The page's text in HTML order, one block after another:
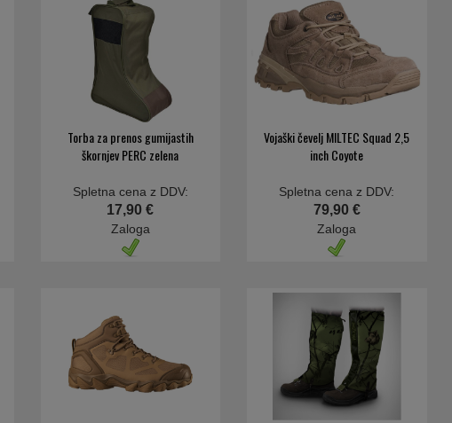
Torba za prenos gumijastih
škornjev PERC zelena
Spletna cena z DDV:
17,90 €
Zaloga
Vojaški čevelj MILTEC Squad 2,5
inch Coyote
Spletna cena z DDV:
79,90 €
Zaloga